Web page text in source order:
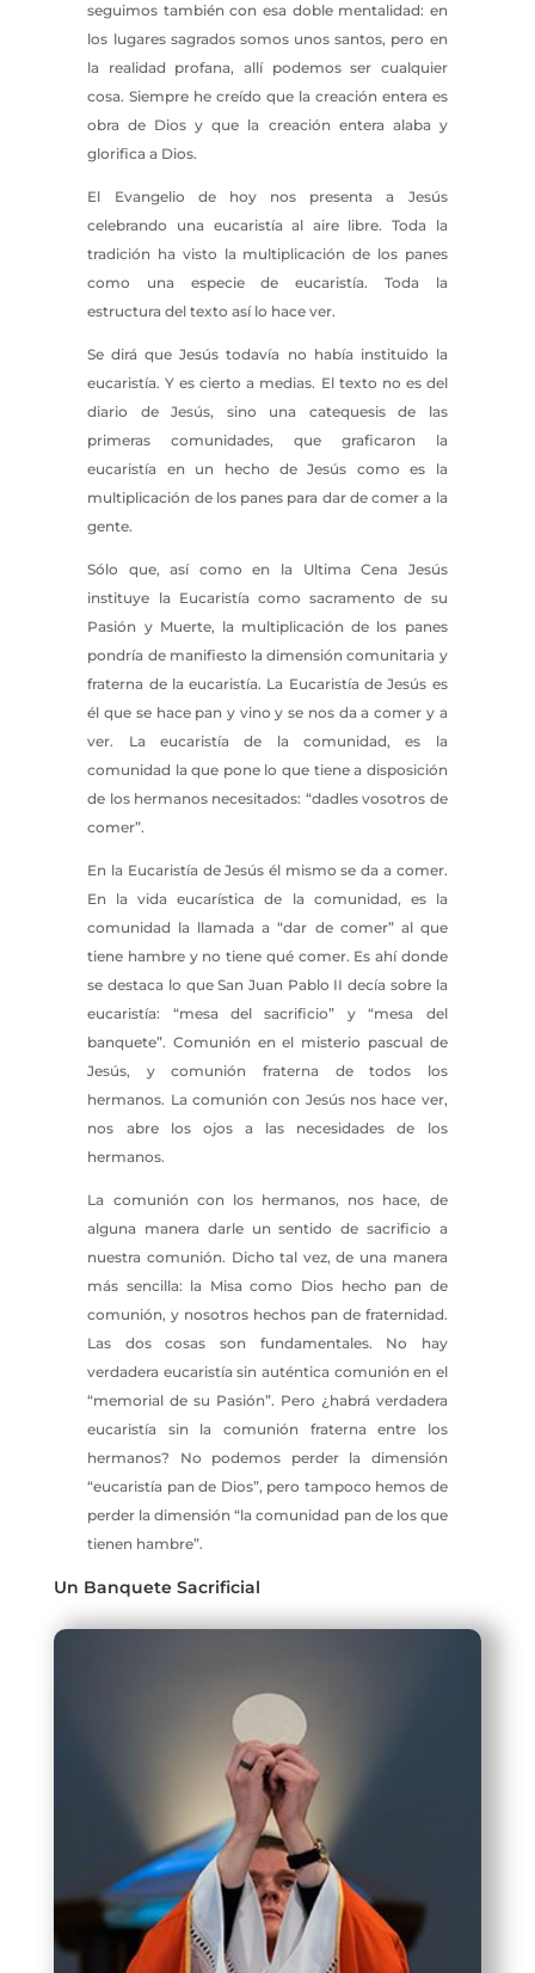
seguimos también con esa doble mentalidad: en
los lugares sagrados somos unos santos, pero en
la realidad profana, allí podemos ser cualquier
cosa. Siempre he creído que la creación entera es
obra de Dios y que la creación entera alaba y
glorifica a Dios.
El Evangelio de hoy nos presenta a Jesús
celebrando una eucaristía al aire libre. Toda la
tradición ha visto la multiplicación de los panes
como una especie de eucaristía. Toda la
estructura del texto así lo hace ver.
Se dirá que Jesús todavía no había instituido la
eucaristía. Y es cierto a medias. El texto no es del
diario de Jesús, sino una catequesis de las
primeras comunidades, que graficaron la
eucaristía en un hecho de Jesús como es la
multiplicación de los panes para dar de comer a la
gente.
Sólo que, así como en la Ultima Cena Jesús
instituye la Eucaristía como sacramento de su
Pasión y Muerte, la multiplicación de los panes
pondría de manifiesto la dimensión comunitaria y
fraterna de la eucaristía. La Eucaristía de Jesús es
él que se hace pan y vino y se nos da a comer y a
ver. La eucaristía de la comunidad, es la
comunidad la que pone lo que tiene a disposición
de los hermanos necesitados: “dadles vosotros de
comer”.
En la Eucaristía de Jesús él mismo se da a comer.
En la vida eucarística de la comunidad, es la
comunidad la llamada a “dar de comer” al que
tiene hambre y no tiene qué comer. Es ahí donde
se destaca lo que San Juan Pablo II decía sobre la
eucaristía: “mesa del sacrificio” y “mesa del
banquete”. Comunión en el misterio pascual de
Jesús, y comunión fraterna de todos los
hermanos. La comunión con Jesús nos hace ver,
nos abre los ojos a las necesidades de los
hermanos.
La comunión con los hermanos, nos hace, de
alguna manera darle un sentido de sacrificio a
nuestra comunión. Dicho tal vez, de una manera
más sencilla: la Misa como Dios hecho pan de
comunión, y nosotros hechos pan de fraternidad.
Las dos cosas son fundamentales. No hay
verdadera eucaristía sin auténtica comunión en el
“memorial de su Pasión”. Pero ¿habrá verdadera
eucaristía sin la comunión fraterna entre los
hermanos? No podemos perder la dimensión
“eucaristía pan de Dios”, pero tampoco hemos de
perder la dimensión “la comunidad pan de los que
tienen hambre”.
Un Banquete Sacrificial